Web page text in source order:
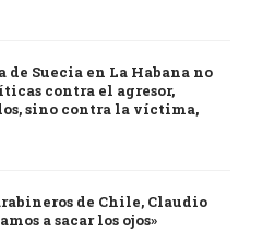
de Suecia en La Habana no
contra el agresor,
sino contra la víctima,
de Chile, Claudio
a sacar los ojos»